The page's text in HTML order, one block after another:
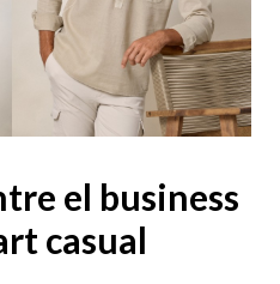
el business
casual